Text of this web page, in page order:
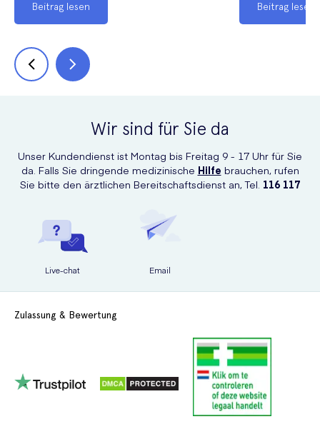
Beitrag lesen Beitrag lesen
Wir sind für Sie da
Unser Kundendienst ist Montag bis Freitag 9 - 17 Uhr für Sie
da. Falls Sie dringende medizinische Hilfe brauchen, rufen
Sie bitte den ärztlichen Bereitschaftsdienst an, Tel. 116 117
Live-chat Email
Zulassung & Bewertung